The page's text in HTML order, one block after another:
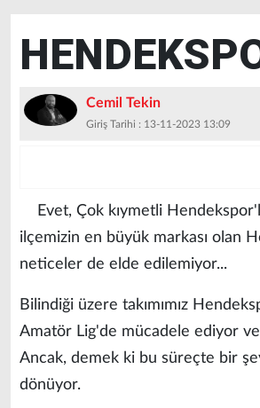
Cemil Tekin
Giriş Tarihi : 13-11-2023 13:09
Evet, Çok kıymetli
ilçemizin en büyük markası olan
neticeler de elde edilemiyor...
Bilindiği üzere takımımız
Amatör Lig'de mücadele ediyor
Ancak, demek ki bu süreçte bir
dönüyor.